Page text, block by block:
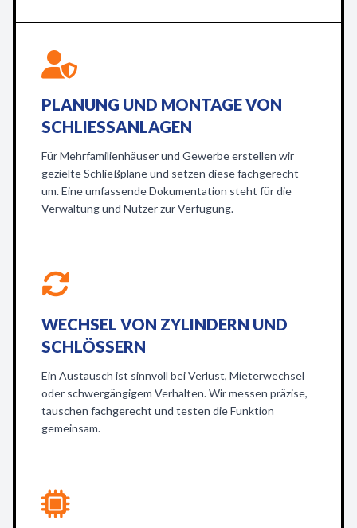
PLANUNG UND MONTAGE VON
SCHLIESSANLAGEN
Für Mehrfamilienhäuser und Gewerbe erstellen wir
gezielte Schließpläne und setzen diese fachgerecht
um. Eine umfassende Dokumentation steht für die
Verwaltung und Nutzer zur Verfügung.
WECHSEL VON ZYLINDERN UND
SCHLÖSSERN
Ein Austausch ist sinnvoll bei Verlust, Mieterwechsel
oder schwergängigem Verhalten. Wir messen präzise,
tauschen fachgerecht und testen die Funktion
gemeinsam.